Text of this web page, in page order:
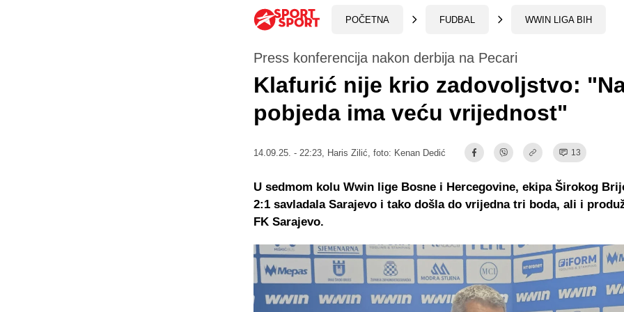
POČETNA FUDBAL WWIN LIGA BIH
Press konferencija nakon derbija na Pecari
Klafurić nije krio zadovoljstvo:
pobjeda ima veću vrijednost"
14.09.25. - 22:23, Haris Zilić , foto: Kenan Dedić 13
U sedmom kolu Wwin lige Bosne i Hercegovine, ekipa Širokog
2:1 savladala Sarajevo i tako došla do vrijedna tri boda, ali i
FK Sarajevo.